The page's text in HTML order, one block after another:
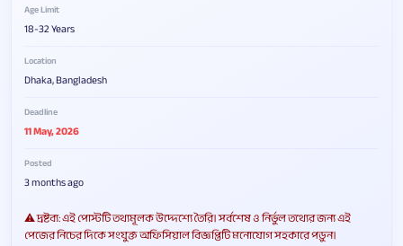
Age Limit
18-32 Years
Location
Dhaka, Bangladesh
Deadline
11 May, 2026
Posted
3 months ago
⚠️ দ্রষ্টব্য: এই পোস্টটি তথ্যমূলক উদ্দেশ্যে তৈরি। সর্বশেষ ও নির্ভুল তথ্যের জন্য এই
পেজের নিচের দিকে সংযুক্ত অফিসিয়াল বিজ্ঞপ্তিটি মনোযোগ সহকারে পড়ুন।